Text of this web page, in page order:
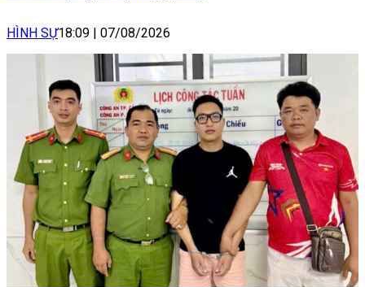
HÌNH SỰ18:09 07/08/2026